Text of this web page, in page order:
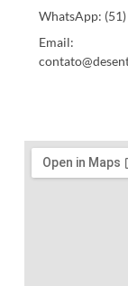
WhatsApp:
Email: